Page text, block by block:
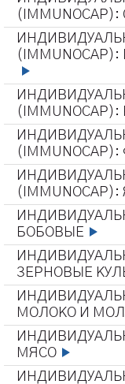
(IMMUNOCAP):
БОБОВЫЕ
ЗЕРНОВЫЕ
МОЛОКО И
МЯСО